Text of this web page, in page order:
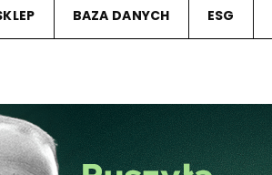
BAZA DANYCH ESG